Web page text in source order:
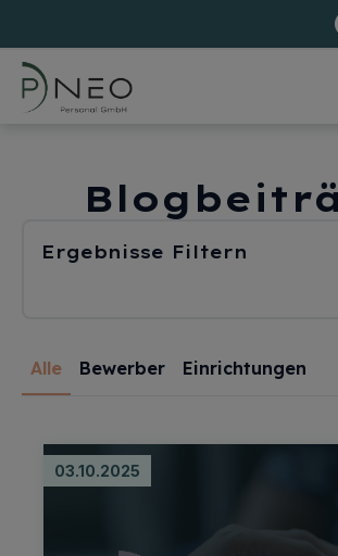
Ergebnisse Filtern
Alle Bewerber Einrichtungen
03.10.2025